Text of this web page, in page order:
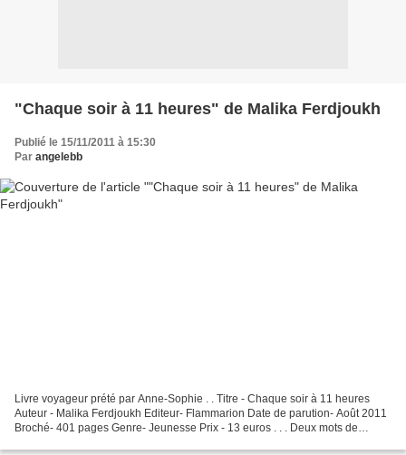
"Chaque soir à 11 heures" de Malika Ferdjoukh
Publié le 15/11/2011 à 15:30
Par angelebb
Livre voyageur prété par Anne-Sophie . . Titre - Chaque soir à 11 heures
Auteur - Malika Ferdjoukh Editeur- Flammarion Date de parution- Août 2011
Broché- 401 pages Genre- Jeunesse Prix - 13 euros . . . Deux mots de